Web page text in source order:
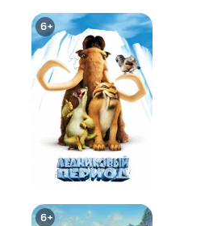
Том и Джерри и Волшебник из
страны Оз
0+
6+
6+